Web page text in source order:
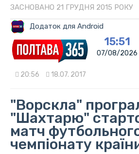
ЗАСНОВАНО 21 ГРУДНЯ 2015 РОКУ
Додаток для Android
15:51
07/08/2026
20:56 18.07. 2017
"Ворскла"
"Шахтарю"
матч
чемпіонату